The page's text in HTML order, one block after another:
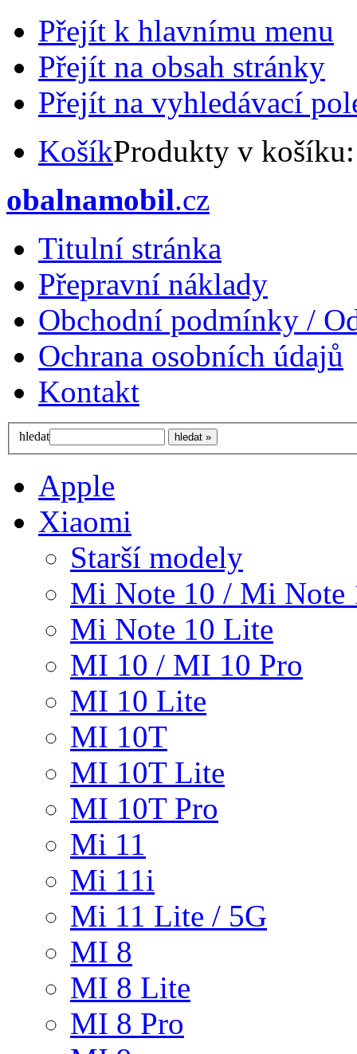
Přejít k hlavnímu menu
Přejít na obsah stránky
Přejít na vyhledávací
KošíkProdukty v
obalnamobil.cz
Titulní stránka
Přepravní náklady
Obchodní podmínky /
Ochrana osobních údajů
Kontakt
hledat
Apple
Xiaomi
Starší modely
Mi Note 10 / Mi Note
Mi Note 10 Lite
MI 10 / MI 10 Pro
MI 10 Lite
MI 10T
MI 10T Lite
MI 10T Pro
Mi 11
Mi 11i
Mi 11 Lite / 5G
MI 8
MI 8 Lite
MI 8 Pro